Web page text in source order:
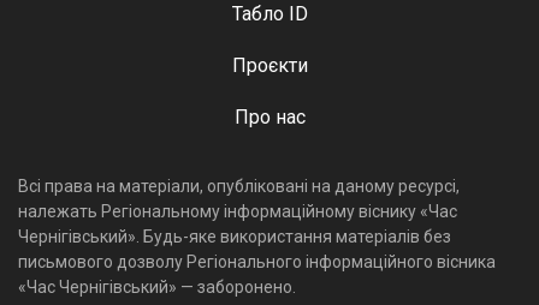
Табло ID
Проєкти
Про нас
Всі права на матеріали, опубліковані на даному ресурсі,
належать Регіональному інформаційному віснику «Час
Чернігівський». Будь-яке використання матеріалів без
письмового дозволу Регіонального інформаційного вісника
«Час Чернігівський» — заборонено.